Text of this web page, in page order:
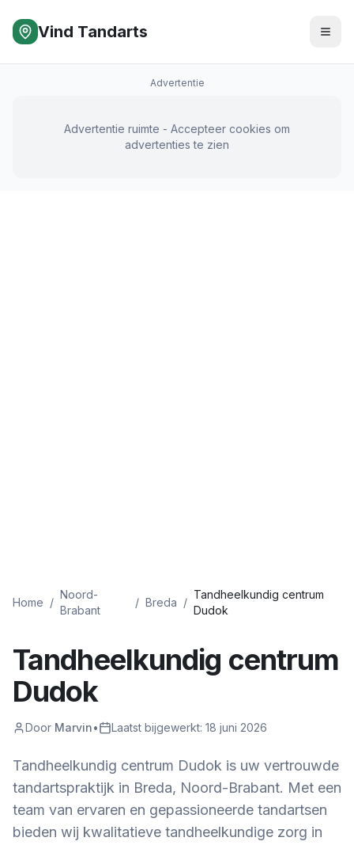
Vind Tandarts
Advertentie
Advertentie ruimte - Accepteer cookies om
advertenties te zien
Home /
Noord-
Brabant
/ Breda /
Tandheelkundig centrum
Dudok
Tandheelkundig centrum
Dudok
Door Marvin• Laatst bijgewerkt: 18 juni 2026
Tandheelkundig centrum Dudok is uw vertrouwde
tandartspraktijk in Breda, Noord-Brabant. Met een
team van ervaren en gepassioneerde tandartsen
bieden wij kwalitatieve tandheelkundige zorg in